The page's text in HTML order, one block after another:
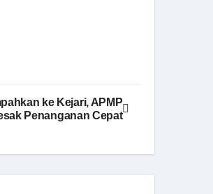
ke Kejari, APMP
Penanganan Cepat